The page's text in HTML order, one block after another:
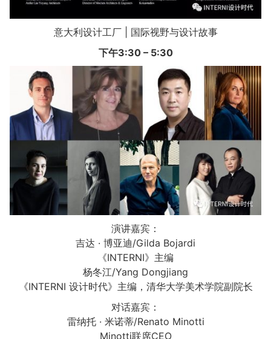
意大利设计工厂 | 国际视野与设计故事
下午3:30 – 5:30
演讲嘉宾：
吉达 · 博亚迪/Gilda Bojardi
《INTERNI》主编
杨冬江/Yang Dongjiang
《INTERNI 设计时代》主编，清华大学美术学院副院长
对话嘉宾：
雷纳托 · 米诺蒂/Renato Minotti
Minotti联席CEO